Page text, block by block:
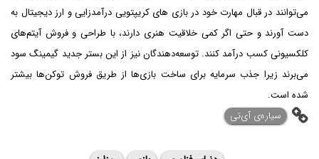
می‌توانند در قبال مهارت خود در بازی های کریپتویی درآمدزایی و ارز دیجیتال به
دست آورند و حتی اگر کمی خلاقیت هنری دارند، با طراحی و فروش آیتم‌های
کلکسیونی کسب درآمد کنند. توسعه‌دهندگان نیز از این بستر جدید گیمینگ سود
می‌برند زیرا جذب سرمایه برای ساخت بازی‌ها از طریق فروش توکن‌ها بیشتر
شده است.
‌سیاره‌ی آی‌تی